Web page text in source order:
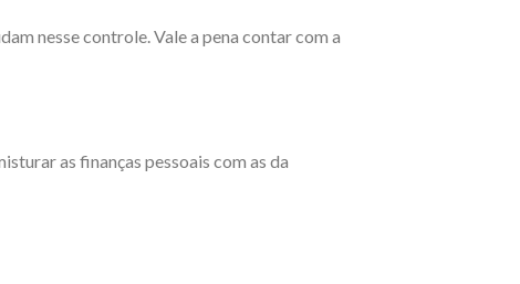
nesse controle. Vale a pena contar com a
as finanças pessoais com as da